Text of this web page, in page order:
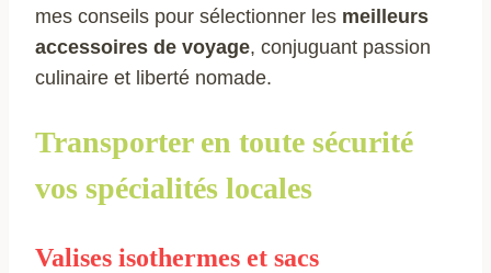
mes conseils pour sélectionner les meilleurs
accessoires de voyage, conjuguant passion
culinaire et liberté nomade.
Transporter en toute sécurité
vos spécialités locales
Valises isothermes et sacs